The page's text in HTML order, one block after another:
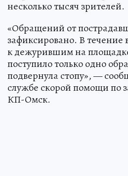
несколько тысяч зрителей.
«Обращений от
зафиксировано. В течение
к дежурившим на
поступило только одно
подвернула стопу», —
службе скорой помощи по
КП-Омск.